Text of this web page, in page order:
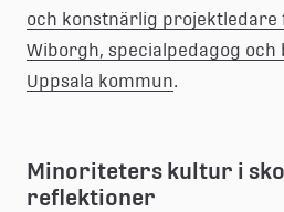
och konstnärlig projektledare
Wiborgh, specialpedagog
Uppsala kommun.
Minoriteters kultur i
reflektioner